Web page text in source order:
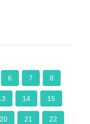
6 7 8
14 15
20 21 22